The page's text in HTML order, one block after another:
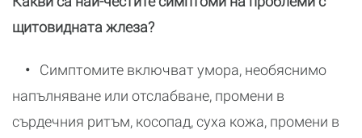
щитовидната жлеза?
• Симптомите включват умора, необяснимо
напълняване или отслабване, промени в
сърдечния ритъм, косопад, суха кожа, промени в